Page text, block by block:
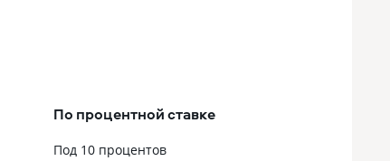
По процентной ставке
Под 10 процентов